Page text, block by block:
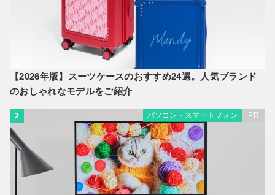
【2026年版】スーツケースのおすすめ24選。人気ブランド
のおしゃれなモデルをご紹介
2 パソコン・スマートフォン PR